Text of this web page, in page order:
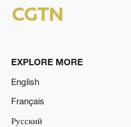
EXPLORE MORE
English
Français
Русский